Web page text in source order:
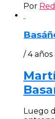
Por
/ 4 años
Luego